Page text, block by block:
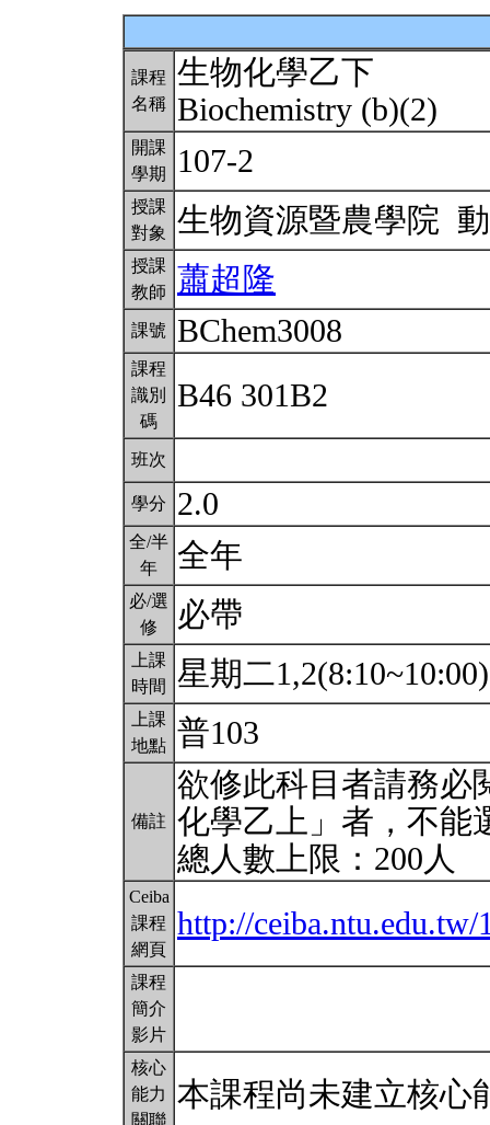
課程
名稱
生物化學乙下
Biochemistry (b)(2)
開課
學期
107-2
授課
對象
生物資源暨農學院
授課
教師
蕭超隆
課號 BChem3008
課程
識別
碼
B46 301B2
班次
學分 2.0
全/半
年
全年
必/選
修
必帶
上課
時間
星期二
上課
地點 普103
備註
欲修此科目者請務必
化學乙上」者，不能
總人數上限：200人
Ceiba
課程
網頁
http://ceiba.ntu.edu.tw/
課程
簡介
影片
核心
能力
關聯
本課程尚未建立核心